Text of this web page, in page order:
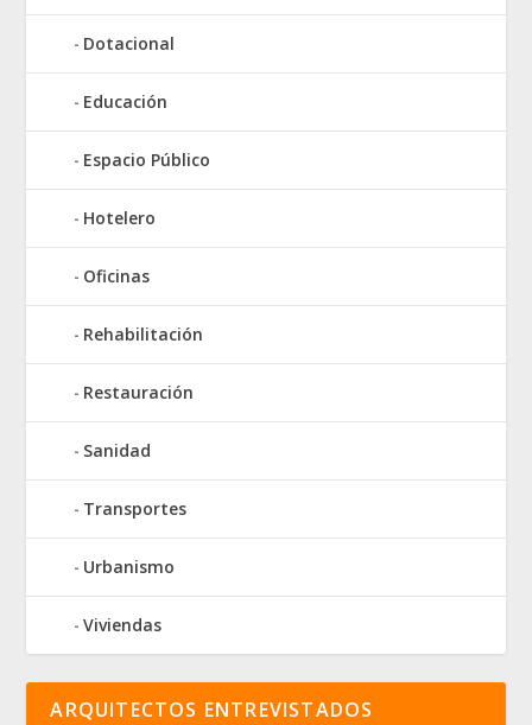
Dotacional
Educación
Espacio Público
Hotelero
Oficinas
Rehabilitación
Restauración
Sanidad
Transportes
Urbanismo
Viviendas
ARQUITECTOS ENTREVISTADOS